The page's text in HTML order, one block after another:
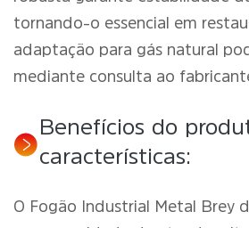
tornando-o essencial em
adaptação para gás natural
mediante consulta ao
Benefícios do
características:
O Fogão Industrial Metal Brey